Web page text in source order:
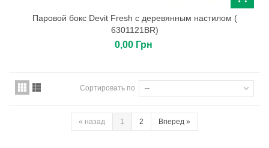
Паровой бокс Devit Fresh c деревянным настилом (
6301121BR)
0,00 Грн
Сортировать по --
« назад 1 2 Вперед »